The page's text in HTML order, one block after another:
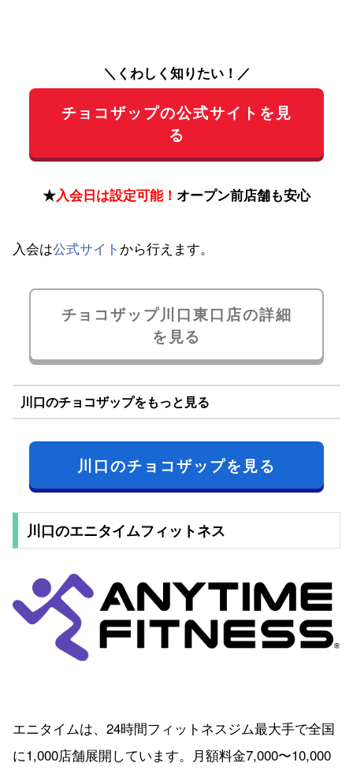
＼くわしく知りたい！／
チョコザップの公式サイトを見
る
★入会日は設定可能！ オープン前店舗も安心
入会は公式サイト から行えます。
チョコザップ川口東口店の詳細
を見る
川口のチョコザップをもっと見る
川口のチョコザップを見る
川口のエニタイムフィットネス
エニタイムは、24時間フィットネスジム最大手で全国
に1,000店舗展開しています。月額料金7,000〜10,000